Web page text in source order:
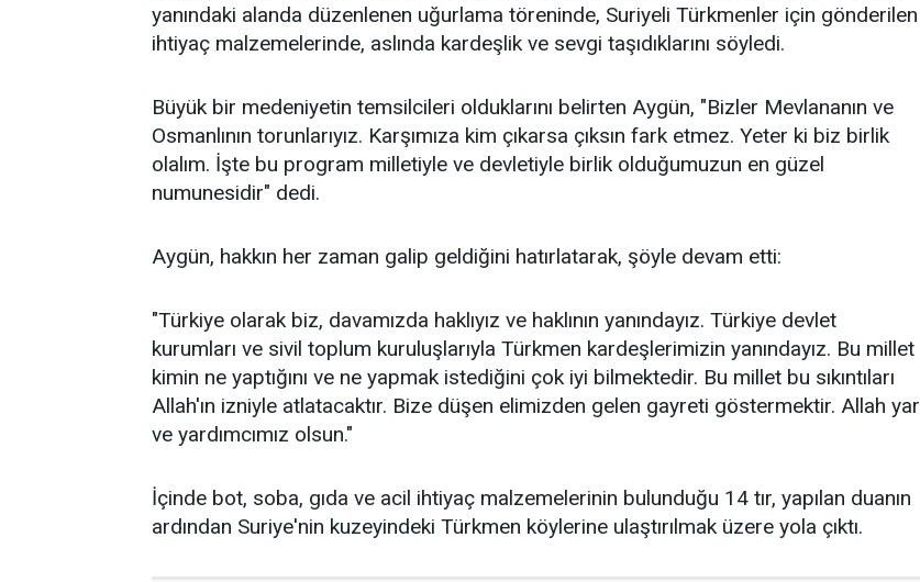
yanındaki alanda düzenlenen uğurlama töreninde, Suriyeli Türkmenler için gönderilen
ihtiyaç malzemelerinde, aslında kardeşlik ve sevgi taşıdıklarını söyledi.
Büyük bir medeniyetin temsilcileri olduklarını belirten Aygün, "Bizler Mevlananın ve
Osmanlının torunlarıyız. Karşımıza kim çıkarsa çıksın fark etmez. Yeter ki biz birlik
olalım. İşte bu program milletiyle ve devletiyle birlik olduğumuzun en güzel
numunesidir" dedi.
Aygün, hakkın her zaman galip geldiğini hatırlatarak, şöyle devam etti:
"Türkiye olarak biz, davamızda haklıyız ve haklının yanındayız. Türkiye devlet
kurumları ve sivil toplum kuruluşlarıyla Türkmen kardeşlerimizin yanındayız. Bu millet
kimin ne yaptığını ve ne yapmak istediğini çok iyi bilmektedir. Bu millet bu sıkıntıları
Allah'ın izniyle atlatacaktır. Bize düşen elimizden gelen gayreti göstermektir. Allah yar
ve yardımcımız olsun."
İçinde bot, soba, gıda ve acil ihtiyaç malzemelerinin bulunduğu 14 tır, yapılan duanın
ardından Suriye'nin kuzeyindeki Türkmen köylerine ulaştırılmak üzere yola çıktı.